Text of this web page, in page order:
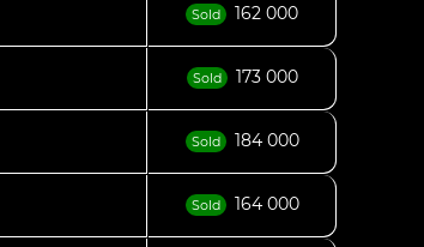
Sold 162 000
Sold 173 000
Sold 184 000
Sold 164 000